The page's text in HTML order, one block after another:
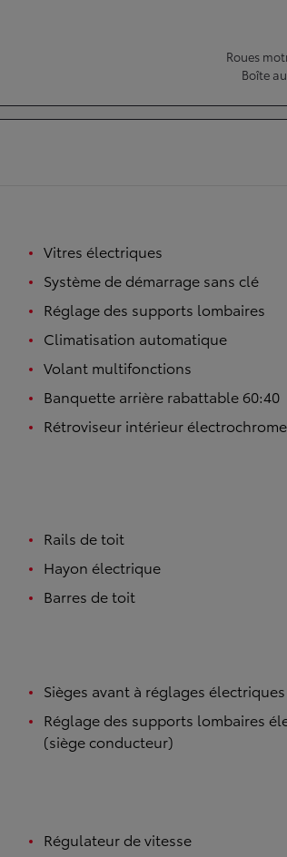
Roues
Boîte
Vitres électriques
Système de démarrage sans clé
Réglage des supports lombaires
Climatisation automatique
Volant multifonctions
Banquette arrière rabattable 60:40
Rétroviseur intérieur électrochrome
Rails de toit
Hayon électrique
Barres de toit
Sièges avant à réglages électriques
Réglage des supports lombaires
(siège conducteur)
Régulateur de vitesse